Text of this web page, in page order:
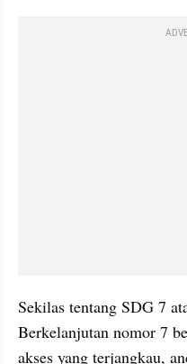
Sekilas tentang SDG 7
Berkelanjutan nomor 7
akses yang terjangkau,